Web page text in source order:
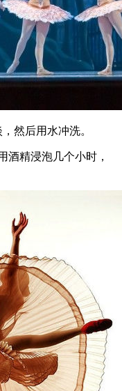
然后用水冲洗。
酒精浸泡几个小时，